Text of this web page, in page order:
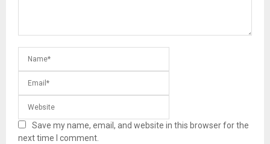
Save my name, email, and website in this browser for the
next time I comment.